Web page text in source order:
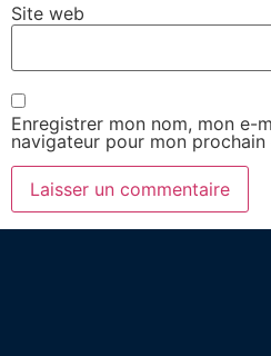
Site web
Enregistrer mon nom, mon e-
navigateur pour mon prochain